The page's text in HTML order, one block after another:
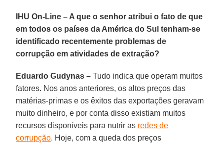
IHU On-Line – A que o senhor atribui o fato de que
em todos os países da América do Sul tenham-se
identificado recentemente problemas de
corrupção em atividades de extração?
Eduardo Gudynas – Tudo indica que operam muitos
fatores. Nos anos anteriores, os altos preços das
matérias-primas e os êxitos das exportações geravam
muito dinheiro, e por conta disso existiam muitos
recursos disponíveis para nutrir as redes de
corrupção. Hoje, com a queda dos preços